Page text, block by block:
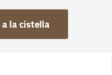
la cistella